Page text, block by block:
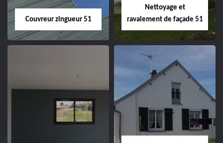
Couvreur zingueur 51
51
Nettoyage et
ravalement de façade 51
Nettoyage et
ravalement de
façade 51